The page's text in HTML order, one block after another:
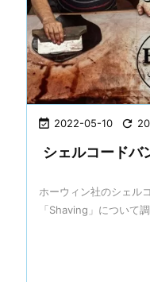
 2022-05-10 
シェルコード
ホーウィン社のシェル
「Shaving」について